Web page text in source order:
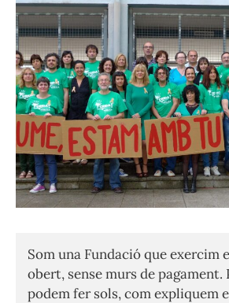
Som una Fundació que exercim
obert, sense murs de pagament.
podem fer sols, com expliquem